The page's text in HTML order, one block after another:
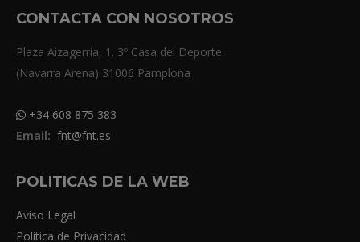
CONTACTA CON NOSOTROS
Plaza Aizagerria, 1. 3º Casa del Deporte
(Navarra Arena) 31006 Pamplona
+34 608 875 383
Email: fnt@fnt.es
POLITICAS DE LA WEB
Aviso Legal
Política de Privacidad